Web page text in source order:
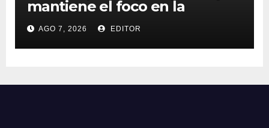
mantiene el foco en la
inflación
AGO 7, 2026 EDITOR